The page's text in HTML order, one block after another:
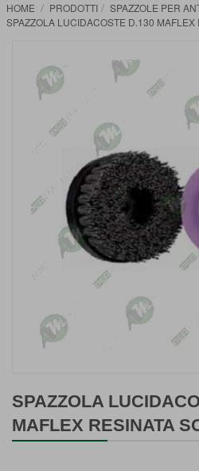
HOME PRODOTTI SPAZZOLE PER
SPAZZOLA LUCIDACOSTE D.130 MAFLEX
SPAZZOLA
MAFLEX RESINATA
all'inizio
galleria